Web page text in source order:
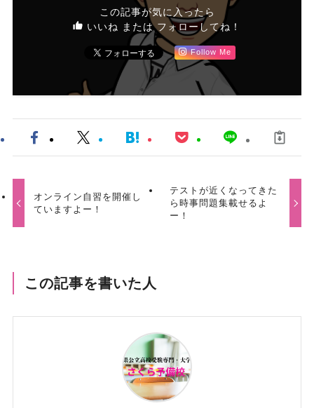
この記事が気に入ったら
いいね または フォローしてね！
Follow Me
オンライン自習を開催し
ていますよー！
テストが近くなってきた
ら時事問題集載せるよ
ー！
この記事を書いた人